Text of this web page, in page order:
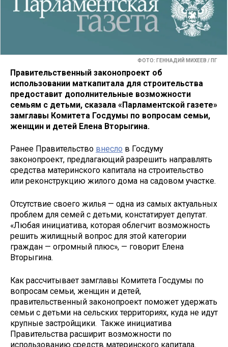
ФОТО: ГЕННАДИЙ МИХЕЕВ / ПГ
Правительственный законопроект об
использовании маткапитала для строительства
предоставит дополнительные возможности
семьям с детьми, сказала «Парламентской газете»
замглавы Комитета Госдумы по вопросам семьи,
женщин и детей Елена Вторыгина.
Ранее Правительство внесло в Госдуму
законопроект, предлагающий разрешить направлять
средства материнского капитала на строительство
или реконструкцию жилого дома на садовом участке.
Отсутствие своего жилья — одна из самых актуальных
проблем для семей с детьми, констатирует депутат.
«Любая инициатива, которая облегчит возможность
решить жилищный вопрос для этой категории
граждан — огромный плюс», — говорит Елена
Вторыгина.
Как рассчитывает замглавы Комитета Госдумы по
вопросам семьи, женщин и детей,
правительственный законопроект поможет удержать
семьи с детьми на сельских территориях, куда не идут
крупные застройщики. Также инициатива
Правительства расширит возможности по
использованию средств материнского капитала.